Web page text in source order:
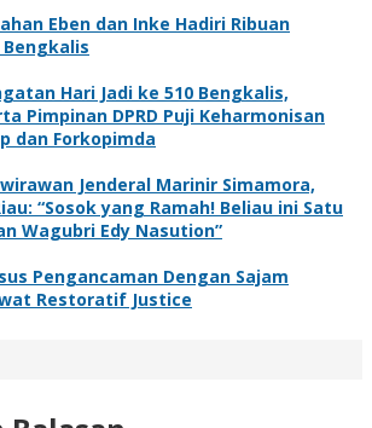
Eben dan Inke Hadiri Ribuan
Hari Jadi ke 510 Bengkalis,
Pimpinan DPRD Puji Keharmonisan
dan Forkopimda
Jenderal Marinir Simamora,
“Sosok yang Ramah! Beliau ini Satu
Wagubri Edy Nasution”
Pengancaman Dengan Sajam
Restoratif Justice